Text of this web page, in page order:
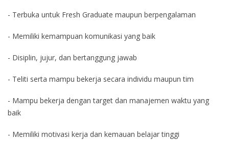
- Terbuka untuk Fresh Graduate maupun berpengalaman
- Memiliki kemampuan komunikasi yang baik
- Disiplin, jujur, dan bertanggung jawab
- Teliti serta mampu bekerja secara individu maupun tim
- Mampu bekerja dengan target dan manajemen waktu yang
baik
- Memiliki motivasi kerja dan kemauan belajar tinggi